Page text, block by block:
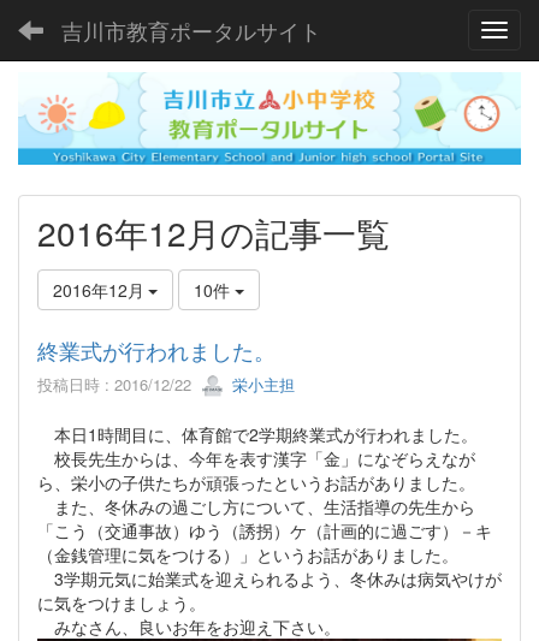
吉川市教育ポータルサイト
2016年12月の記事一覧
2016年12月 10件
終業式が行われました。
投稿日時 : 2016/12/22 栄小主担
本日1時間目に、体育館で2学期終業式が行われました。
校長先生からは、今年を表す漢字「金」になぞらえなが
ら、栄小の子供たちが頑張ったというお話がありました。
また、冬休みの過ごし方について、生活指導の先生から
「こう（交通事故）ゆう（誘拐）ケ（計画的に過ごす）－キ
（金銭管理に気をつける）」というお話がありました。
3学期元気に始業式を迎えられるよう、冬休みは病気やけが
に気をつけましょう。
みなさん、良いお年をお迎え下さい。